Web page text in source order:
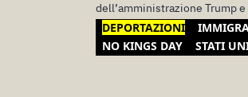
dell’amministrazione Trump e
DEPORTAZIONI
NO KINGS DAY
STATI